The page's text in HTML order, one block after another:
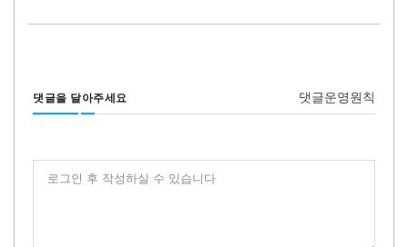
댓글을 달아주세요 댓글운영원칙
로그인 후 작성하실 수 있습니다